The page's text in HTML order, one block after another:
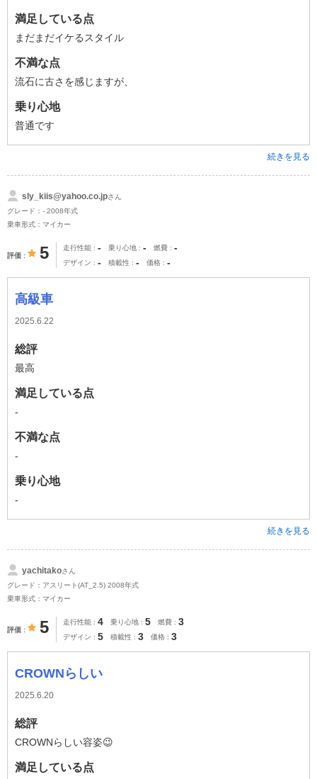
満足している点
まだまだイケるスタイル
不満な点
流石に古さを感じますが、
乗り心地
普通です
続きを見る
sly_kiis@yahoo.co.jpさん
グレード：- 2008年式
乗車形式：マイカー
評価 5 走行性能 - 乗り心地 - 燃費 -
デザイン - 積載性 - 価格 -
高級車
2025.6.22
総評
最高
満足している点
-
不満な点
-
乗り心地
-
続きを見る
yachitakoさん
グレード：アスリート(AT_2.5) 2008年式
乗車形式：マイカー
評価 5 走行性能 4 乗り心地 5 燃費 3
デザイン 5 積載性 3 価格 3
CROWNらしい
2025.6.20
総評
CROWNらしい容姿😉
満足している点